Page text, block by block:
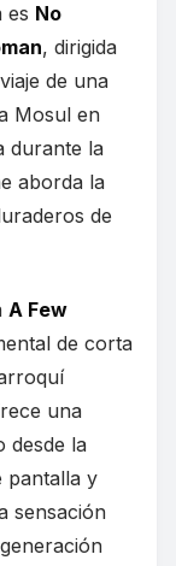
es No
, dirigida
de una
Mosul en
durante la
aborda la
de
A Few
de corta
una
desde la
pantalla y
sensación